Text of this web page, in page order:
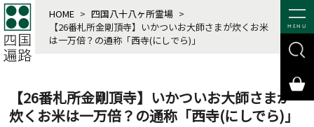
MENU
HOME > 四国八十八ヶ所霊場 >
【26番札所金剛頂寺】いかついお大師さまが炊くお米
は一万倍？の通称「西寺(にしでら)」
【26番札所金剛頂寺】いかついお大師さまが
炊くお米は一万倍？の通称「西寺(にしでら)」